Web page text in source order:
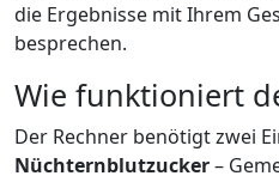
die Ergebnisse mit Ihrem
besprechen.
Wie funktioniert
Der Rechner benötigt zwei
Nüchternblutzucker–